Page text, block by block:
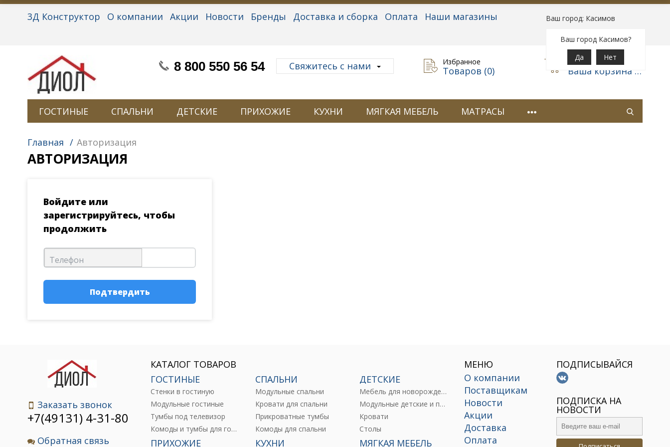
Ваш город: Касимов
Ваш город Касимов?
Да
Нет
Вход |Регистрация
3Д Конструктор О компании Акции Новости Бренды Доставка и сборка Оплата
Наши магазины
8 800 550 56 54 Свяжитесь с нами Избранное
Товаров (0)
Корзина
Ваша корзина пуста
ГОСТИНЫЕ СПАЛЬНИ ДЕТСКИЕ ПРИХОЖИЕ КУХНИ МЯГКАЯ МЕБЕЛЬ МАТРАСЫ
Главная / Авторизация
АВТОРИЗАЦИЯ
Войдите или
зарегистрируйтесь, чтобы
продолжить
Телефон
Подтвердить
Заказать звонок
+7(49131) 4-31-80
Обратная связь
КАТАЛОГ ТОВАРОВ
ГОСТИНЫЕ
Стенки в гостиную
Модульные гостиные
Тумбы под телевизор
Комоды и тумбы для гостиных
СПАЛЬНИ
Модульные спальни
Кровати для спальни
Прикроватные тумбы
Комоды для спальни
ДЕТСКИЕ
Мебель для новорожденных
Модульные детские и подростковые
Кровати
Столы
ПРИХОЖИЕ КУХНИ МЯГКАЯ МЕБЕЛЬ
МЕНЮ
О компании
Поставщикам
Новости
Акции
Доставка
Оплата
ПОДПИСЫВАЙСЯ
ПОДПИСКА НА
НОВОСТИ